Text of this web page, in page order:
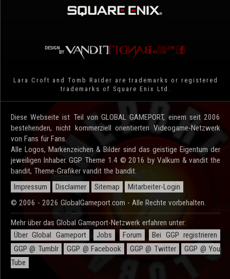
Lara Croft and Tomb Raider are trademarks or registered
trademarks of Square Enix Ltd.
Diese Webseite ist Teil von GLOBAL GAMEPORT, einem seit 2006
bestehenden, nicht kommerziell orientierten Videogame-Netzwerk
von Fans für Fans.
Alle Logos, Markenzeichen & Bilder sind das geistige Eigentum der
jeweiligen Inhaber. GGP Theme 1.4 © 2016 by Valkum & vandit the
bandit, Theme-Grafiker vandit the bandit.
Impressum
Disclaimer Sitemap
Mitarbeiter-Login
© 2006 - 2026 GlobalGameport.com - Alle Rechte vorbehalten.
Mehr über das Global Gameport-Netzwerk erfahren unter:
Über Global Gameport
Jobs Forum
Bei GGP registrieren
GGP @ Tumblr
GGP @ Facebook GGP @ Twitter
GGP @ You
Tube